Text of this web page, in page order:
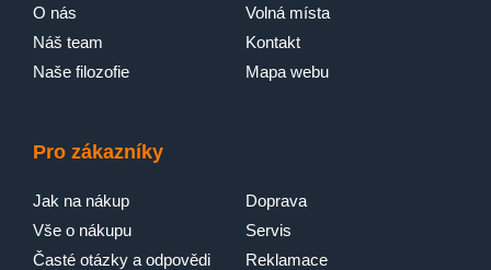
O nás
Náš team
Naše filozofie
Volná místa
Kontakt
Mapa webu
Pro zákazníky
Jak na nákup
Vše o nákupu
Časté otázky a odpovědi
Doprava
Servis
Reklamace